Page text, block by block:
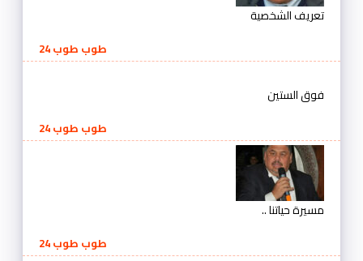
تعريف الشخصية
طوب طوب 24
فوق الستين
طوب طوب 24
مسيرة حياتنا ..
طوب طوب 24